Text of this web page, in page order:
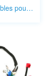
faisceaux de câbles pour automobiles